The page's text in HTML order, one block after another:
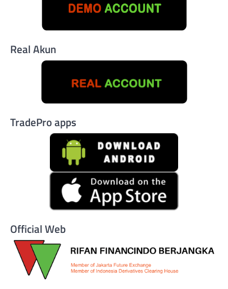
Real Akun
TradePro apps
Official Web